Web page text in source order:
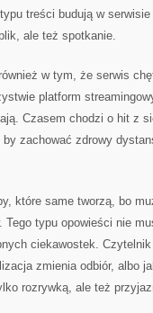
treści budują w
ale też spotkanie.
w tym, że serwis
platform
Czasem chodzi o hit z
zachować zdrowy
które same tworzą, bo
typu opowieści nie
ciekawostek.
zmienia odbiór, albo
rozrywką, ale też